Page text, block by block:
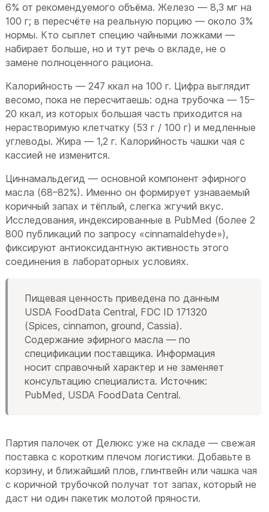
6% от рекомендуемого объёма. Железо — 8,3 мг на
100 г; в пересчёте на реальную порцию — около 3%
нормы. Кто сыплет специю чайными ложками —
набирает больше, но и тут речь о вкладе, не о
замене полноценного рациона.
Калорийность — 247 ккал на 100 г. Цифра выглядит
весомо, пока не пересчитаешь: одна трубочка — 15–
20 ккал, из которых большая часть приходится на
нерастворимую клетчатку (53 г / 100 г) и медленные
углеводы. Жира — 1,2 г. Калорийность чашки чая с
кассией не изменится.
Циннамальдегид — основной компонент эфирного
масла (68–82%). Именно он формирует узнаваемый
коричный запах и тёплый, слегка жгучий вкус.
Исследования, индексированные в PubMed (более 2
800 публикаций по запросу «cinnamaldehyde»),
фиксируют антиоксидантную активность этого
соединения в лабораторных условиях.
Пищевая ценность приведена по данным
USDA FoodData Central, FDC ID 171320
(Spices, cinnamon, ground, Cassia).
Содержание эфирного масла — по
спецификации поставщика. Информация
носит справочный характер и не заменяет
консультацию специалиста. Источник:
PubMed, USDA FoodData Central.
Партия палочек от Делюкс уже на складе — свежая
поставка с коротким плечом логистики. Добавьте в
корзину, и ближайший плов, глинтвейн или чашка чая
с коричной трубочкой получат тот запах, который не
даст ни один пакетик молотой пряности.